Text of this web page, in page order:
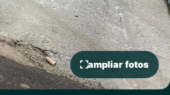
ampliar fotos